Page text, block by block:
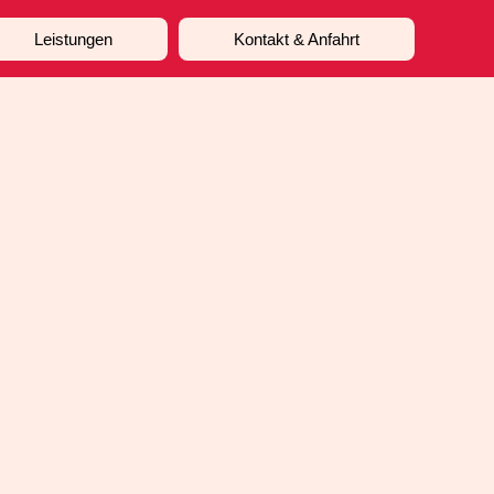
Leistungen Kontakt & Anfahrt